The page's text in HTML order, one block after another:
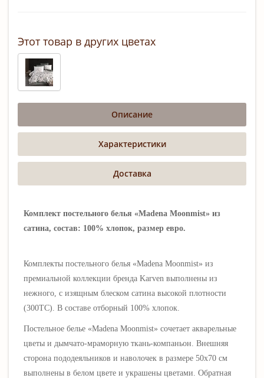
Этот товар в других цветах
Описание
Характеристики
Доставка
Комплект постельного белья «Madena Moonmist» из
сатина, состав: 100% хлопок, размер евро.
Комплекты постельного белья «Madena Moonmist» из
премиальной коллекции бренда Karven выполнены из
нежного, с изящным блеском сатина высокой плотности
(300ТС). В составе отборный 100% хлопок.
Постельное белье «Madena Moonmist» сочетает акварельные
цветы и дымчато-мраморную ткань-компаньон. Внешняя
сторона пододеяльников и наволочек в размере 50х70 см
выполнены в белом цвете и украшены цветами. Обратная